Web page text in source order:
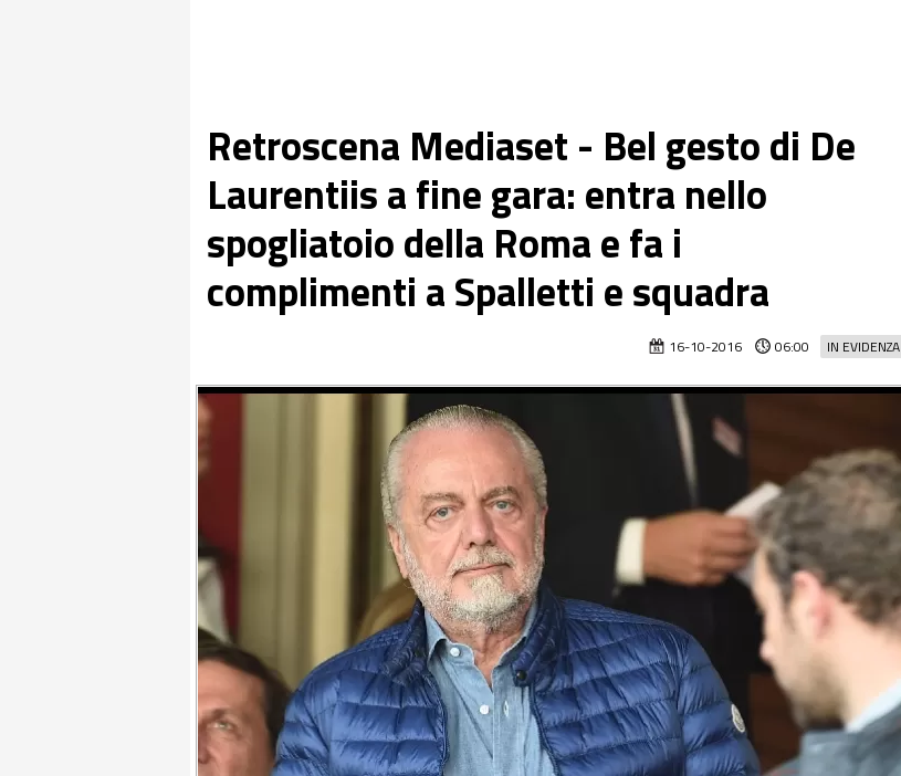
Retroscena Mediaset - Bel gesto di De
Laurentiis a fine gara: entra nello
spogliatoio della Roma e fa i
complimenti a Spalletti e squadra
IN EVIDENZA
16-10-2016 06:00